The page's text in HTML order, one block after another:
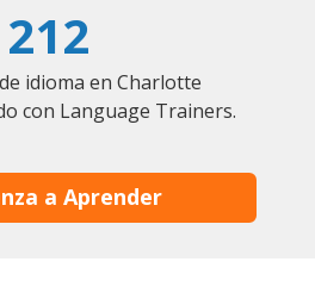
212
idioma en Charlotte
con Language Trainers.
a Aprender